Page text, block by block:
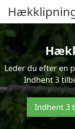
Leder du efter en
Indhent 3
Indhent 3